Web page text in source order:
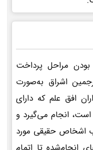
بودن مراحل پرداخت
اشراق به‌صورت
افق علم که دارای
است، انجام می‌گیرد و
اشخاص حقیقی مورد